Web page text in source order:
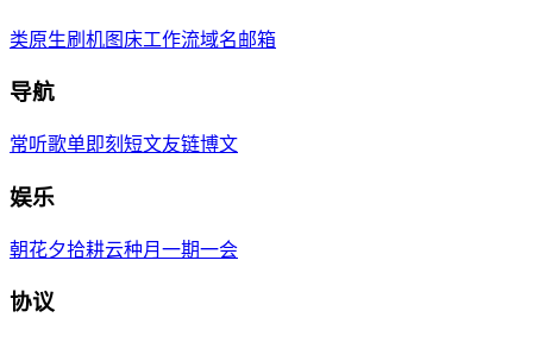
类原生刷机图床工作流域名邮箱
导航
常听歌单即刻短文友链博文
娱乐
朝花夕拾耕云种月 一期一会
协议